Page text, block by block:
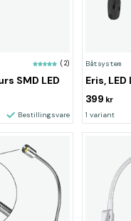
(2)
SMD LED
Bestillingsvare
Båtsystem
Eris,
399 kr
1 variant